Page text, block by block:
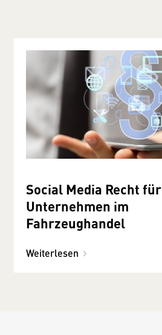
Social Media Recht für
Unternehmen im
Fahrzeughandel
Weiterlesen